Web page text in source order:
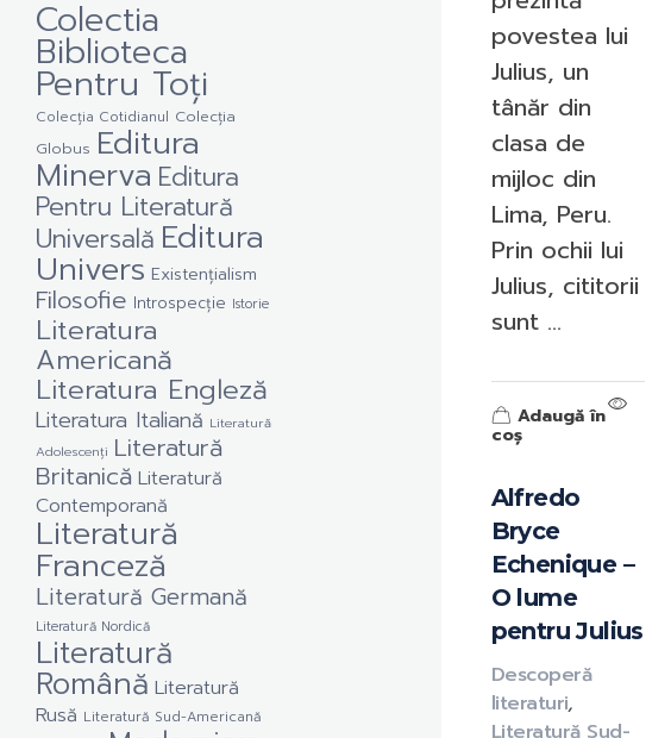
Alfredo
Bryce
Echenique –
O lume
pentru Julius
Descoperă
literaturi,
Literatură Sud-
povestea lui
Julius, un
tânăr din
clasa de
mijloc din
Lima, Peru.
Prin ochii lui
Julius, cititorii
sunt ...
Adaugă în
coș
Colectia
Biblioteca
Pentru Toți
Colecția Cotidianul Colecția
Globus Editura
Minerva Editura
Pentru Literatură
Universală Editura
Univers Existențialism
Filosofie Introspecție Istorie
Literatura
Americană
Literatura Engleză
Literatura Italiană Literatură
Adolescenți Literatură
Britanică Literatură
Contemporană
Literatură
Franceză
Literatură Germană
Literatură Nordică
Literatură
Română Literatură
Rusă Literatură Sud-Americană